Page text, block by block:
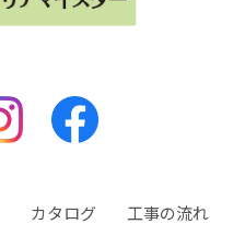
カタログ
工事の流れ